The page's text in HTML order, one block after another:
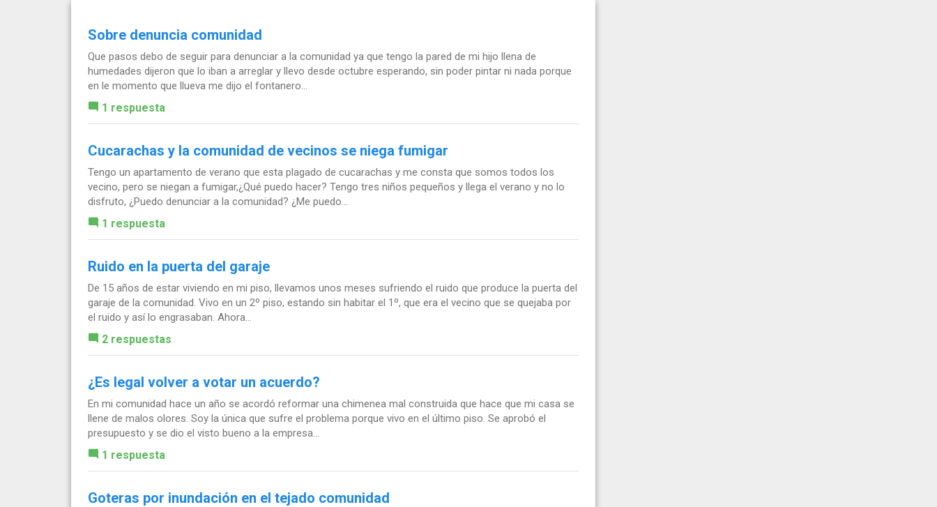
Sobre denuncia comunidad
Que pasos debo de seguir para denunciar a la comunidad ya que tengo la pared de mi hijo llena de
humedades dijeron que lo iban a arreglar y llevo desde octubre esperando, sin poder pintar ni nada porque
en le momento que llueva me dijo el fontanero...
1 respuesta
Cucarachas y la comunidad de vecinos se niega fumigar
Tengo un apartamento de verano que esta plagado de cucarachas y me consta que somos todos los
vecino, pero se niegan a fumigar,¿Qué puedo hacer? Tengo tres niños pequeños y llega el verano y no lo
disfruto, ¿Puedo denunciar a la comunidad? ¿Me puedo...
1 respuesta
Ruido en la puerta del garaje
De 15 años de estar viviendo en mi piso, llevamos unos meses sufriendo el ruido que produce la puerta del
garaje de la comunidad. Vivo en un 2º piso, estando sin habitar el 1º, que era el vecino que se quejaba por
el ruido y así lo engrasaban. Ahora...
2 respuestas
¿Es legal volver a votar un acuerdo?
En mi comunidad hace un año se acordó reformar una chimenea mal construida que hace que mi casa se
llene de malos olores. Soy la única que sufre el problema porque vivo en el último piso. Se aprobó el
presupuesto y se dio el visto bueno a la empresa...
1 respuesta
Goteras por inundación en el tejado comunidad